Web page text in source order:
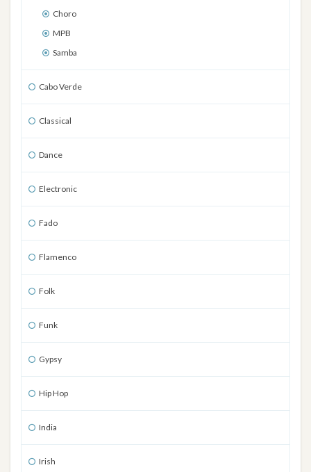
Choro
MPB
Samba
Cabo Verde
Classical
Dance
Electronic
Fado
Flamenco
Folk
Funk
Gypsy
Hip Hop
India
Irish